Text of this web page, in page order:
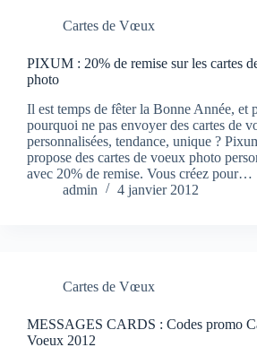
Cartes de Vœux
PIXUM : 20% de remise sur les cartes
photo
Il est temps de fêter la Bonne Année, et
pourquoi ne pas envoyer des cartes de
personnalisées, tendance, unique ?
propose des cartes de voeux photo
avec 20% de remise. Vous créez pour…
admin
4 janvier 2012
Cartes de Vœux
MESSAGES CARDS : Codes promo
Voeux 2012